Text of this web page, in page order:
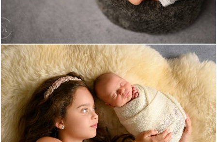
934 0